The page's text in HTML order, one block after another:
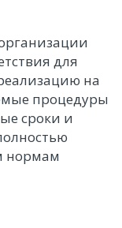
для
на
процедуры
сроки и
нормам